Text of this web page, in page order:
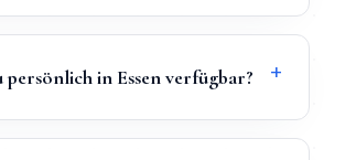
persönlich in Essen verfügbar? +